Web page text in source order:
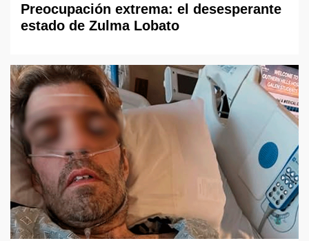
Preocupación extrema: el desesperante
estado de Zulma Lobato